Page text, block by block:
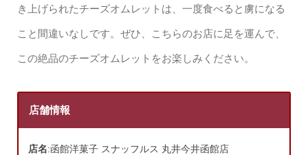
き上げられたチーズオムレットは、一度食べると虜になる
こと間違いなしです。ぜひ、こちらのお店に足を運んで、
この絶品のチーズオムレットをお楽しみください。
店舗情報
店名:函館洋菓子 スナッフルス 丸井今井函館店